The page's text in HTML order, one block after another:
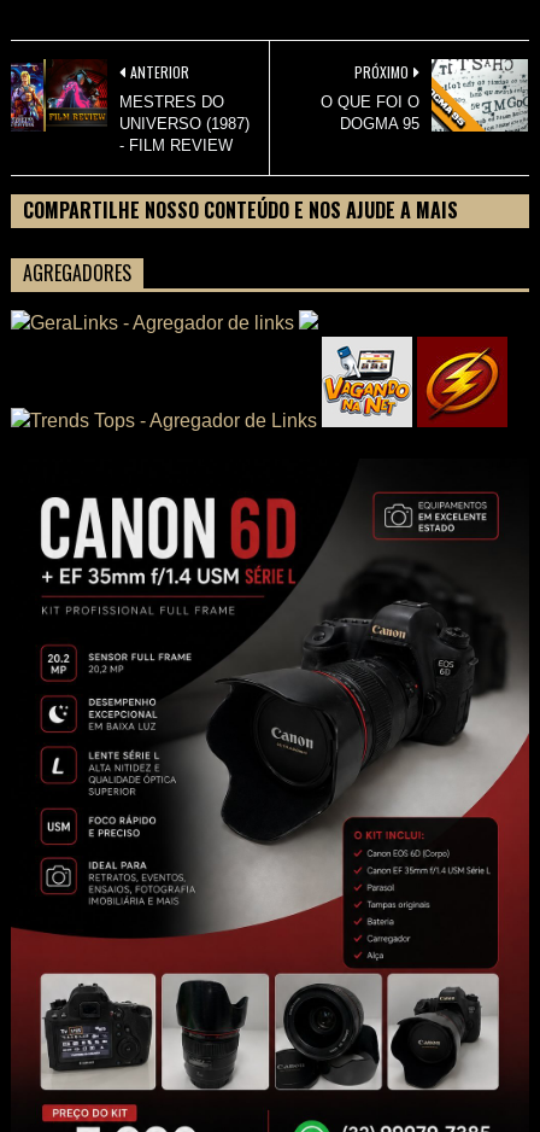
PRÓXIMO
O QUE FOI O
DOGMA 95
ANTERIOR
MESTRES DO
UNIVERSO (1987)
- FILM REVIEW
COMPARTILHE NOSSO CONTEÚDO E NOS AJUDE A MAIS
AGREGADORES